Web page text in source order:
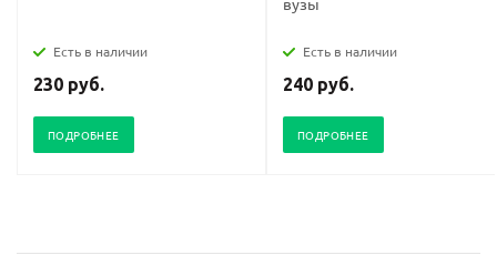
Есть в наличии
230 руб.
ПОДРОБНЕЕ
Есть в наличии
240 руб.
ПОДРОБНЕЕ